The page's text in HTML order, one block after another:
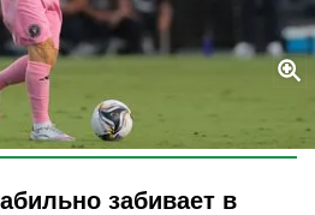
Media
забивает в